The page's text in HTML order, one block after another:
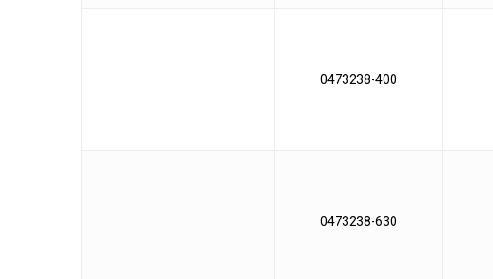
0473238-400
0473238-630